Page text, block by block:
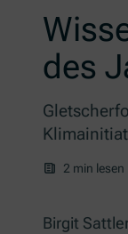
des
2 min lesen
Birgit